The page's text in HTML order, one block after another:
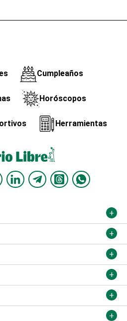
Cumpleaños
Horóscopos
Herramientas